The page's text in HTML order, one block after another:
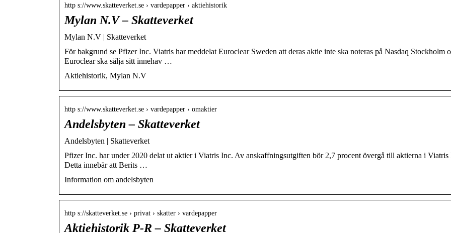
http s://www.skatteverket.se › vardepapper › aktiehistorik
Mylan N.V – Skatteverket
Mylan N.V | Skatteverket
För bakgrund se Pfizer Inc. Viatris har meddelat Euroclear Sweden att deras aktie inte ska noteras på Nasdaq Stockholm
Euroclear ska sälja sitt innehav …
Aktiehistorik, Mylan N.V
http s://www.skatteverket.se › vardepapper › omaktier
Andelsbyten – Skatteverket
Andelsbyten | Skatteverket
Pfizer Inc. har under 2020 delat ut aktier i Viatris Inc. Av anskaffningsutgiften bör 2,7 procent övergå till aktierna i Viatris
Detta innebär att Berits …
Information om andelsbyten
http s://skatteverket.se › privat › skatter › vardepapper
Aktiehistorik P-R – Skatteverket